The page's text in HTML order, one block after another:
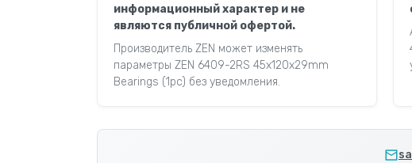
информационный характер и не
являются публичной офертой.
Производитель ZEN может изменять
параметры ZEN 6409-2RS 45x120x29mm
Bearings (1pc) без уведомления.